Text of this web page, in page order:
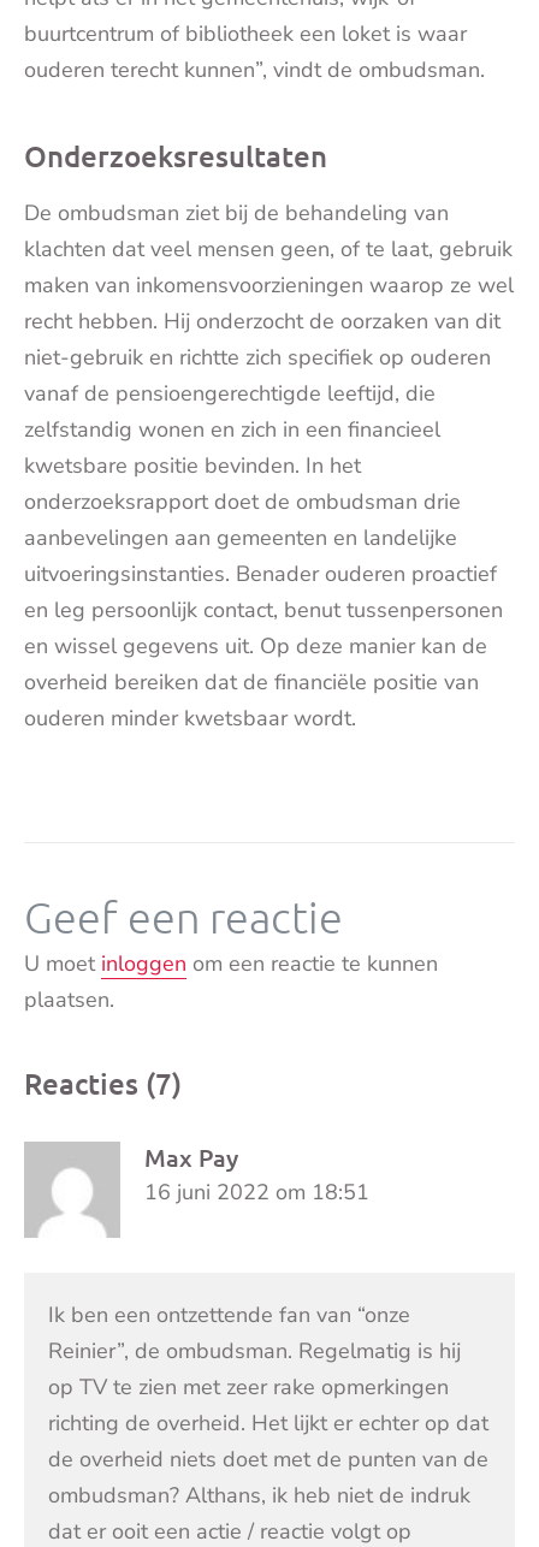
buurtcentrum of bibliotheek een loket is waar
ouderen terecht kunnen”, vindt de ombudsman.
Onderzoeksresultaten
De ombudsman ziet bij de behandeling van
klachten dat veel mensen geen, of te laat, gebruik
maken van inkomensvoorzieningen waarop ze wel
recht hebben. Hij onderzocht de oorzaken van dit
niet-gebruik en richtte zich specifiek op ouderen
vanaf de pensioengerechtigde leeftijd, die
zelfstandig wonen en zich in een financieel
kwetsbare positie bevinden. In het
onderzoeksrapport doet de ombudsman drie
aanbevelingen aan gemeenten en landelijke
uitvoeringsinstanties. Benader ouderen proactief
en leg persoonlijk contact, benut tussenpersonen
en wissel gegevens uit. Op deze manier kan de
overheid bereiken dat de financiële positie van
ouderen minder kwetsbaar wordt.
Geef een reactie
U moet inloggen om een reactie te kunnen
plaatsen.
Reacties (7)
Max Pay
16 juni 2022 om 18:51
Ik ben een ontzettende fan van “onze
Reinier”, de ombudsman. Regelmatig is hij
op TV te zien met zeer rake opmerkingen
richting de overheid. Het lijkt er echter op dat
de overheid niets doet met de punten van de
ombudsman? Althans, ik heb niet de indruk
dat er ooit een actie / reactie volgt op